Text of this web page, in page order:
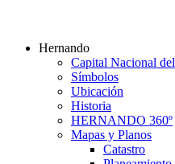
Hernando
Capital Nacional
Símbolos
Ubicación
Historia
HERNANDO 360º
Mapas y Planos
Catastro